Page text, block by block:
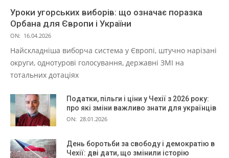
Уроки угорських виборів: що означає поразка
Орбана для Європи і України
ON: 16.04.2026
Найскладніша виборча система у Європі, штучно нарізані
округи, однотурові голосування, державні ЗМІ на
тотальних дотаціях
Податки, пільги і ціни у Чехії з 2026 року:
про які зміни важливо знати для українців
ON: 28.01.2026
День боротьби за свободу і демократію в
Чехії: дві дати, що змінили історію